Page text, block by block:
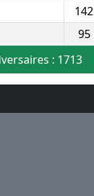
: 1713
142
95